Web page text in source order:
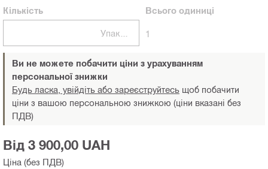
Кількість
Упаковки
Всьогоодиниці
1
Ви не можете побачити ціни з урахуванням
персональної знижки
Будь ласка, увійдіть або зареєструйтесь щоб побачити
ціни з вашою персональною знижкою (ціни вказані без
ПДВ)
Ціна (без ПДВ)
Від 3 900,00 UAH